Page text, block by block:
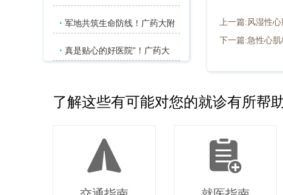
上一篇:风湿性
下一篇:急性心
· 军地共筑生命防线！广药大附
· 真是贴心的好医院”！广药大
了解这些有可能对您的就诊有所帮